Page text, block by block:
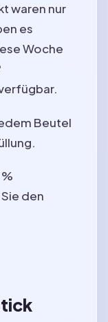
waren nur
es
Woche
Beutel
den